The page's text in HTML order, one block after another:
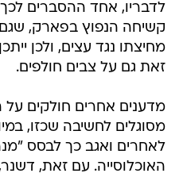
לדבריו, אחד ההסברים
קשיחה הנפוץ בפארק,
מחיצתו נגד עצים, ולכן
זאת גם על צבים חולפים.
מדענים אחרים חולקים על
מסוגלים לחשיבה שכזו,
לאחרים ואגב כך לבסס
האוכלוסייה. עם זאת,